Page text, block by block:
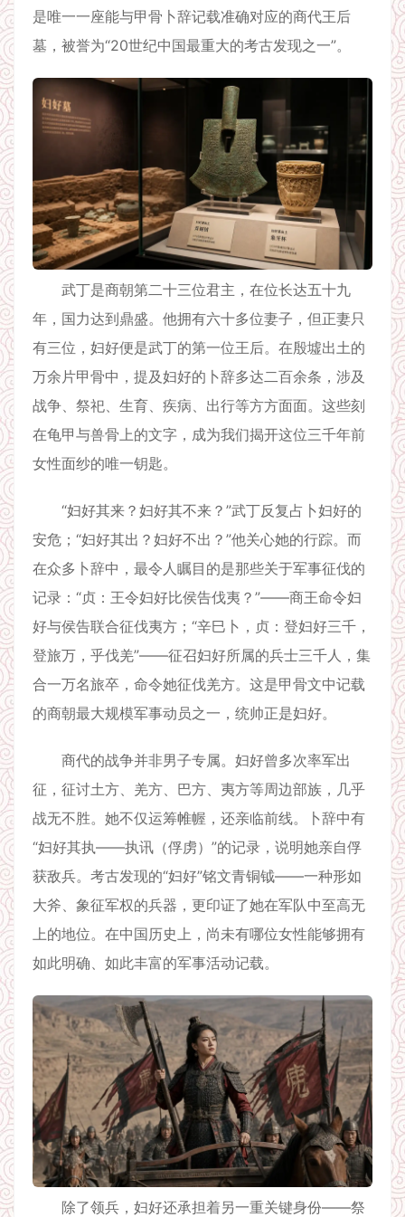
是唯一一座能与甲骨卜辞记载准确对应的商代王后
墓，被誉为“20世纪中国最重大的考古发现之一”。
武丁是商朝第二十三位君主，在位长达五十九
年，国力达到鼎盛。他拥有六十多位妻子，但正妻只
有三位，妇好便是武丁的第一位王后。在殷墟出土的
万余片甲骨中，提及妇好的卜辞多达二百余条，涉及
战争、祭祀、生育、疾病、出行等方方面面。这些刻
在龟甲与兽骨上的文字，成为我们揭开这位三千年前
女性面纱的唯一钥匙。
“妇好其来？妇好其不来？”武丁反复占卜妇好的
安危；“妇好其出？妇好不出？”他关心她的行踪。而
在众多卜辞中，最令人瞩目的是那些关于军事征伐的
记录：“贞：王令妇好比侯告伐夷？”——商王命令妇
好与侯告联合征伐夷方；“辛巳卜，贞：登妇好三千，
登旅万，乎伐羌”——征召妇好所属的兵士三千人，集
合一万名旅卒，命令她征伐羌方。这是甲骨文中记载
的商朝最大规模军事动员之一，统帅正是妇好。
商代的战争并非男子专属。妇好曾多次率军出
征，征讨土方、羌方、巴方、夷方等周边部族，几乎
战无不胜。她不仅运筹帷幄，还亲临前线。卜辞中有
“妇好其执——执讯（俘虏）”的记录，说明她亲自俘
获敌兵。考古发现的“妇好”铭文青铜钺——一种形如
大斧、象征军权的兵器，更印证了她在军队中至高无
上的地位。在中国历史上，尚未有哪位女性能够拥有
如此明确、如此丰富的军事活动记载。
除了领兵，妇好还承担着另一重关键身份——祭